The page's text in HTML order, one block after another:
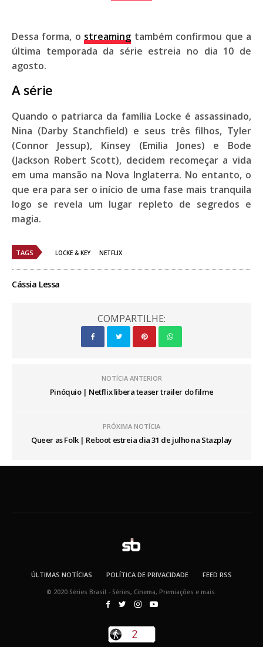
Dessa forma, o streaming também confirmou que a
última temporada da série estreia no dia 10 de
agosto.
A série
Quando o patriarca da família Locke é assassinado,
Nina (Darby Stanchfield) e seus três filhos, Tyler
(Connor Jessup), Kinsey (Emilia Jones) e Bode
(Jackson Robert Scott), decidem recomeçar a vida
em uma mansão na Nova Inglaterra. No entanto, o
que era para ser o início de uma fase mais tranquila
logo se revela um lugar repleto de segredos e
magia.
TAGS LOCKE & KEY NETFLIX
Cássia Lessa
COMPARTILHE:
NOTÍCIA ANTERIOR
Pinóquio | Netflix libera teaser trailer do filme
PRÓXIMA NOTÍCIA
Queer as Folk | Reboot estreia dia 31 de julho na Stazplay
ÚLTIMAS NOTÍCIAS POLÍTICA DE PRIVACIDADE FEED RSS
© 2020 Séries Brasil - Séries, Cinema, Premiações e mais.